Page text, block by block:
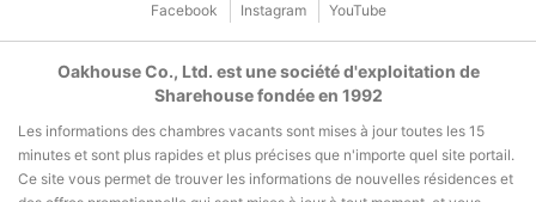
Facebook Instagram YouTube
Oakhouse Co., Ltd. est une société d'exploitation de
Sharehouse fondée en 1992
Les informations des chambres vacants sont mises à jour toutes les 15
minutes et sont plus rapides et plus précises que n'importe quel site portail.
Ce site vous permet de trouver les informations de nouvelles résidences et